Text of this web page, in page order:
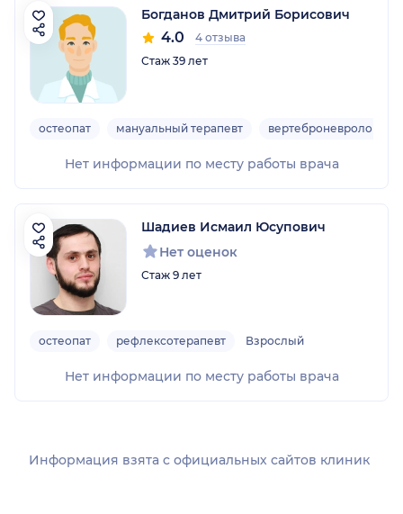
Богданов Дмитрий Борисович
4.0
4 отзыва
Стаж 39 лет
остеопат мануальный терапевт вертеброневролог
Нет информации по месту работы врача
Шадиев Исмаил Юсупович
Нет оценок
Стаж 9 лет
остеопат рефлексотерапевт Взрослый
Нет информации по месту работы врача
Информация взята c официальных сайтов клиник